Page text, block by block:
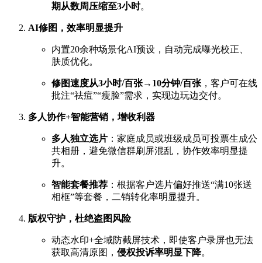
期从数周压缩至3小时。
AI修图，效率明显提升
内置20余种场景化AI预设，自动完成曝光校正、
肤质优化。
修图速度从3小时/百张→10分钟/百张 ，客户可在线
批注“祛痘”“瘦脸”需求，实现边玩边交付。
多人协作+智能营销，增收利器
多人独立选片 ：家庭成员或班级成员可投票生成公
共相册，避免微信群刷屏混乱，协作效率明显提
升。
智能套餐推荐 ：根据客户选片偏好推送“满10张送
相框”等套餐，二销转化率明显提升。
版权守护，杜绝盗图风险
动态水印+全域防截屏技术，即使客户录屏也无法
获取高清原图， 侵权投诉率明显下降。